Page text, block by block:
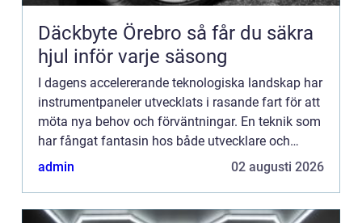
Däckbyte Örebro så får du säkra
hjul inför varje säsong
I dagens accelererande teknologiska landskap har
instrumentpaneler utvecklats i rasande fart för att
möta nya behov och förväntningar. En teknik som
har fångat fantasin hos både utvecklare och
bilentusiaster är ho...
admin 02 augusti 2026